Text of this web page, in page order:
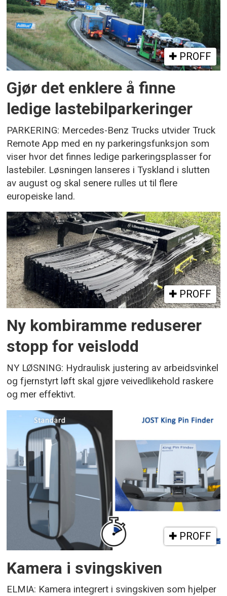
PROFF
Gjør det enklere å finne
ledige lastebilparkeringer
PARKERING: Mercedes-Benz Trucks utvider Truck
Remote App med en ny parkeringsfunksjon som
viser hvor det finnes ledige parkeringsplasser for
lastebiler. Løsningen lanseres i Tyskland i slutten
av august og skal senere rulles ut til flere
europeiske land.
PROFF
Ny kombiramme reduserer
stopp for veislodd
NY LØSNING: Hydraulisk justering av arbeidsvinkel
og fjernstyrt løft skal gjøre veivedlikehold raskere
og mer effektivt.
PROFF
Kamera i svingskiven
ELMIA: Kamera integrert i svingskiven som hjelper